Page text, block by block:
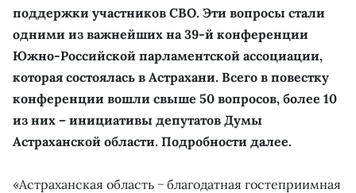
поддержки участников СВО. Эти вопросы стали
одними из важнейших на 39-й конференции
Южно-Российской парламентской ассоциации,
которая состоялась в Астрахани. Всего в повестку
конференции вошли свыше 50 вопросов, более 10
из них – инициативы депутатов Думы
Астраханской области. Подробности далее.
«Астраханская область − благодатная гостеприимная